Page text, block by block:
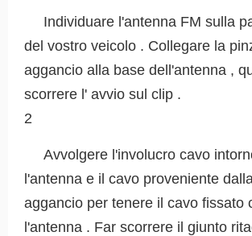
Individuare l'antenna FM sulla
del vostro veicolo . Collegare la
aggancio alla base dell'antenna ,
scorrere l' avvio sul clip .
2
Avvolgere l'involucro cavo
l'antenna e il cavo proveniente
aggancio per tenere il cavo fissato
l'antenna . Far scorrere il giunto